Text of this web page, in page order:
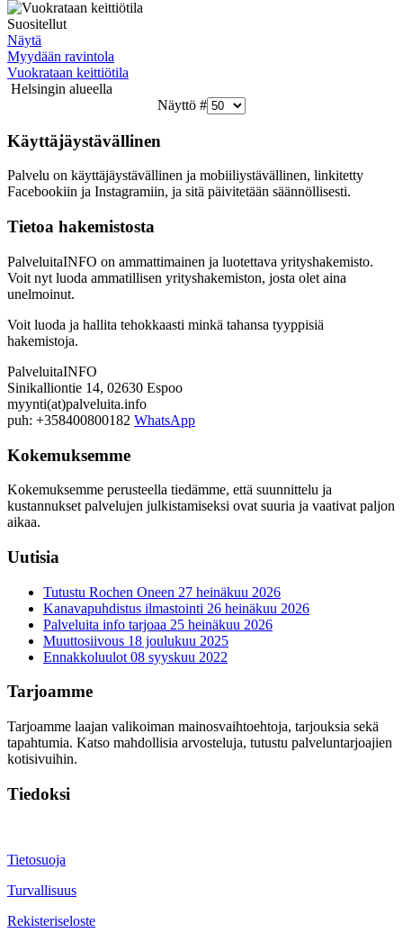
Suositellut
Näytä
Myydään ravintola
Vuokrataan keittiötila
Helsingin alueella
Näyttö #
Käyttäjäystävällinen
Palvelu on käyttäjäystävällinen ja mobiiliystävällinen, linkitetty
Facebookiin ja Instagramiin, ja sitä päivitetään säännöllisesti.
Tietoa hakemistosta
PalveluitaINFO on ammattimainen ja luotettava yrityshakemisto.
Voit nyt luoda ammatillisen yrityshakemiston, josta olet aina
unelmoinut.
Voit luoda ja hallita tehokkaasti minkä tahansa tyyppisiä
hakemistoja.
PalveluitaINFO
Sinikalliontie 14, 02630 Espoo
myynti(at)palveluita.info
puh: +358400800182 WhatsApp
Kokemuksemme
Kokemuksemme perusteella tiedämme, että suunnittelu ja
kustannukset palvelujen julkistamiseksi ovat suuria ja vaativat paljon
aikaa.
Uutisia
Tutustu Rochen Oneen 27 heinäkuu 2026
Kanavapuhdistus ilmastointi 26 heinäkuu 2026
Palveluita info tarjoaa 25 heinäkuu 2026
Muuttosiivous 18 joulukuu 2025
Ennakkoluulot 08 syyskuu 2022
Tarjoamme
Tarjoamme laajan valikoiman mainosvaihtoehtoja, tarjouksia sekä
tapahtumia. Katso mahdollisia arvosteluja, tutustu palveluntarjoajien
kotisivuihin.
Tiedoksi
Tietosuoja
Turvallisuus
Rekisteriseloste